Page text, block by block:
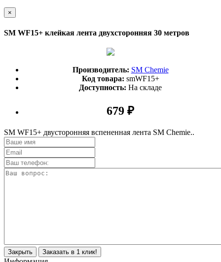
×
SM WF15+ клейкая лента двухсторонняя 30 метров
Производитель: SM Chemie
Код товара: smWF15+
Доступность: На складе
679 ₽
SM WF15+ двусторонняя вспененная лента SM Сhemie..
Закрыть Заказать в 1 клик!